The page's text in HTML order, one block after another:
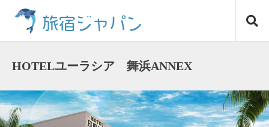
ス
キ
ッ
旅宿ジャパン
HOTELユーラシア 舞浜ANNEX